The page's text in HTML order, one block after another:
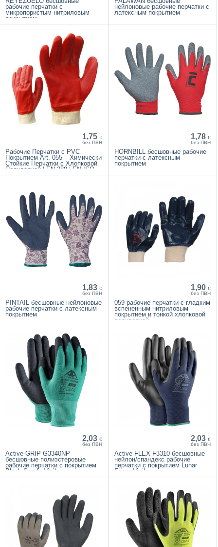
рабочие перчатки с
микропористым нитриловым
покрытием
нейлоновые рабочие перчатки с
латексным покрытием
1,75 €
без ПВН
Рабочие Перчатки с PVC
Покрытием Art. 055 – Химически
Стойкие Перчатки с Хлопковой
Подкладкой | EN 388 | EN ISO
21420:2020
1,78 €
без ПВН
HORNBILL бесшовные рабочие
перчатки с латексным
покрытием
1,83 €
без ПВН
PINTAIL бесшовные нейлоновые
рабочие перчатки с латексным
покрытием
1,90 €
без ПВН
059 рабочие перчатки с гладким
вспененным нитриловым
покрытием и тонкой хлопковой
подкладкой
2,03 €
без ПВН
Active GRIP G3340NP
бесшовные полиэстеровые
рабочие перчатки с покрытием
Black Sandy Nitrile
2,03 €
без ПВН
Active FLEX F3310 бесшовные
нейлон/спандекс рабочие
перчатки с покрытием Lunar
Foam Nitrile